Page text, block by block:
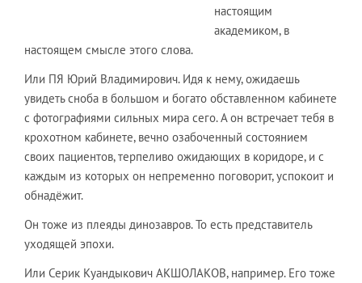
настоящим
академиком, в
настоящем смысле этого слова.
Или ПЯ Юрий Владимирович. Идя к нему, ожидаешь
увидеть сноба в большом и богато обставленном кабинете
с фотографиями сильных мира сего. А он встречает тебя в
крохотном кабинете, вечно озабоченный состоянием
своих пациентов, терпеливо ожидающих в коридоре, и с
каждым из которых он непременно поговорит, успокоит и
обнадёжит.
Он тоже из плеяды динозавров. То есть представитель
уходящей эпохи.
Или Серик Куандыкович АКШОЛАКОВ, например. Его тоже